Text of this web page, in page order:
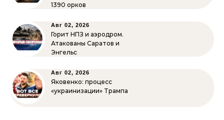
1390 орков
Авг 02, 2026
Горит НПЗ и аэродром.
Атакованы Саратов и
Энгельс
Авг 02, 2026
Яковенко: процесс
«украинизации» Трампа